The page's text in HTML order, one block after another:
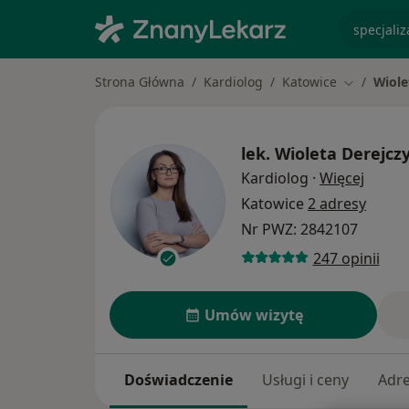
Strona Główna Kardiolog Katowice Zmień
lek. Wioleta
Kardiolog · Więcej
Katowice 2 adresy
Nr PWZ: 2842107
247 opinii
Umów wizytę
Doświadczenie Usługi i ceny